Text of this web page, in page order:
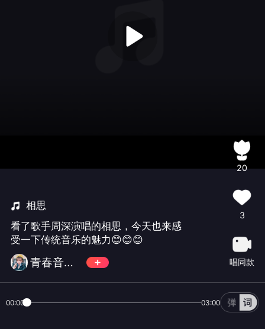
相思
看了歌手周深演唱的相思，今天也来感
受一下传统音乐的魅力😊😊😊
青春音你而美
20
3
唱同款
00:00 03:00